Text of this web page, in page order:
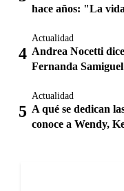
hace años: "La
Actualidad
Andrea Nocetti
Fernanda
Actualidad
A qué se dedican
conoce a Wendy,